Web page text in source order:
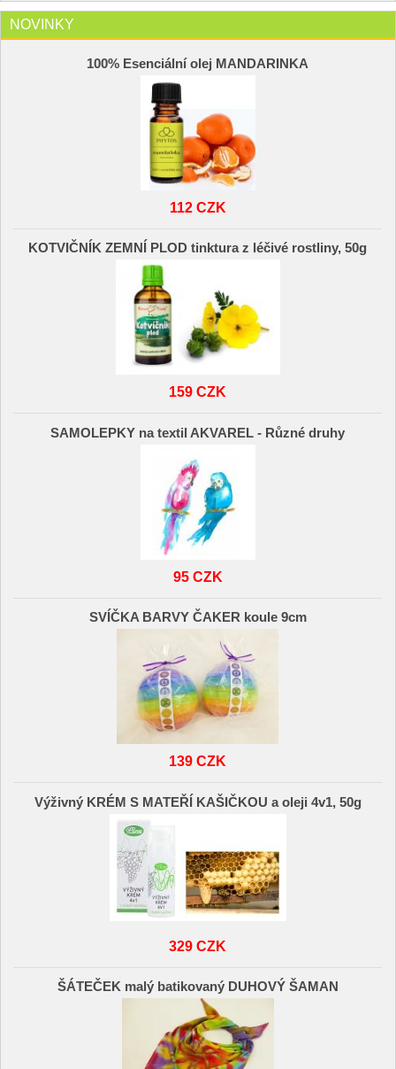
NOVINKY
100% Esenciální olej MANDARINKA
112 CZK
KOTVIČNÍK ZEMNÍ PLOD tinktura z léčivé rostliny, 50g
159 CZK
SAMOLEPKY na textil AKVAREL - Různé druhy
95 CZK
SVÍČKA BARVY ČAKER koule 9cm
139 CZK
Výživný KRÉM S MATEŘÍ KAŠIČKOU a oleji 4v1, 50g
329 CZK
ŠÁTEČEK malý batikovaný DUHOVÝ ŠAMAN